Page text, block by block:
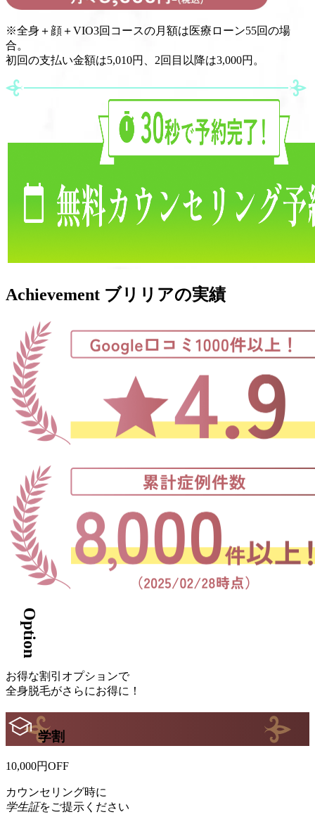
※全身＋顔＋VIO3回コースの月額は医療ローン55回の場
合。
初回の支払い金額は5,010円、2回目以降は3,000円。
Achievement ブリリアの実績
Option
お得な割引オプションで
全身脱毛がさらにお得に！
学割
10,000円OFF
カウンセリング時に
学生証をご提示ください